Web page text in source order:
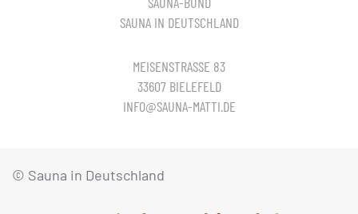
SAUNA IN DEUTSCHLAND
MEISENSTRASSE 83
33607 BIELEFELD
INFO@SAUNA-MATTI.DE
© Sauna in Deutschland